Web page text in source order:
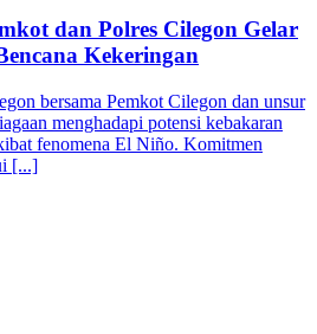
dan Polres Cilegon Gelar
Kekeringan
bersama Pemkot Cilegon dan unsur
menghadapi potensi kebakaran
fenomena El Niño. Komitmen
[...]